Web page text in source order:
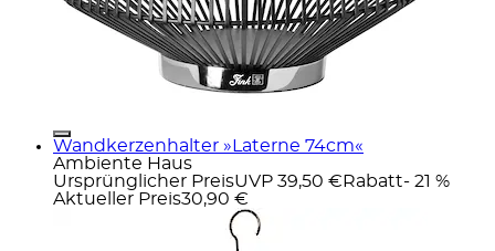
Wandkerzenhalter »Laterne 74cm«
Ambiente Haus
Ursprünglicher PreisUVP 39,50 € Rabatt- 21 %
Aktueller Preis30,90 €